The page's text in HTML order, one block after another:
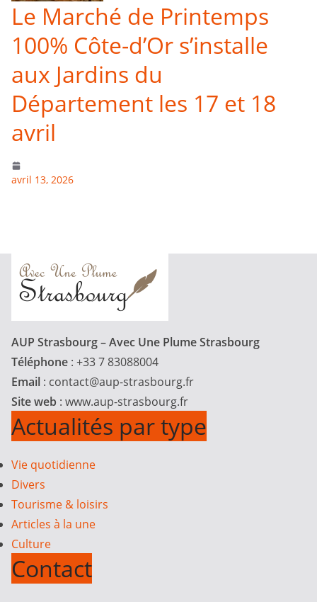
Le Marché de Printemps
100% Côte-d’Or s’installe
aux Jardins du
Département les 17 et 18
avril
avril 13, 2026
AUP Strasbourg – Avec Une Plume Strasbourg
Téléphone : +33 7 83088004
Email : contact@aup-strasbourg.fr
Site web : www.aup-strasbourg.fr
Actualités par type
Vie quotidienne
Divers
Tourisme & loisirs
Articles à la une
Culture
Contact